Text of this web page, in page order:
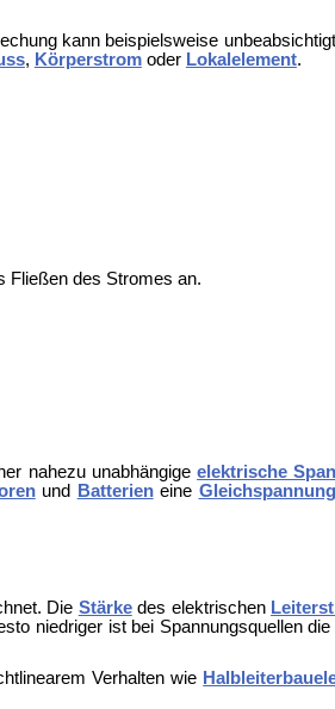
kann beispielsweise
, Körperstromoder Lokalelement.
Fließen des Stromes an.
nahezu unabhängigeelektrische
und Batterieneine Gleichspannung
Die Stärkedes elektrischen
niedriger ist bei Spannungsquellen
Verhalten wie